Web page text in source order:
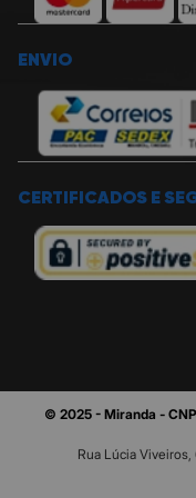
ENVIO
CERTIFICADOS E
© 2025 - Miranda -
Rua Lúcia